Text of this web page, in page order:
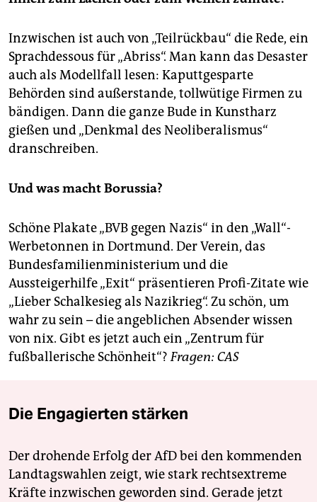
Inzwischen ist auch von „Teilrückbau“ die Rede, ein
Sprachdessous für „Abriss“. Man kann das Desaster
auch als Modellfall lesen: Kaputtgesparte
Behörden sind außerstande, tollwütige Firmen zu
bändigen. Dann die ganze Bude in Kunstharz
gießen und „Denkmal des Neoliberalismus“
dranschreiben.
Und was macht Borussia?
Schöne Plakate „BVB gegen Nazis“ in den „Wall“-
Werbetonnen in Dortmund. Der Verein, das
Bundesfamilienministerium und die
Aussteigerhilfe „Exit“ präsentieren Profi-Zitate wie
„Lieber Schalkesieg als Nazikrieg“. Zu schön, um
wahr zu sein – die angeblichen Absender wissen
von nix. Gibt es jetzt auch ein „Zentrum für
fußballerische Schönheit“?Fragen: CAS
Die Engagierten stärken
Der drohende Erfolg der AfD bei den kommenden
Landtagswahlen zeigt, wie stark rechtsextreme
Kräfte inzwischen geworden sind. Gerade jetzt